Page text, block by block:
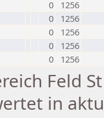
0
1256
0
1256
0
1256
0
1256
0 1256
Feld
in